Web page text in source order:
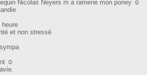
Nicolas Neyers m à ramené mon poney ☺
heure
et non stressé
☺